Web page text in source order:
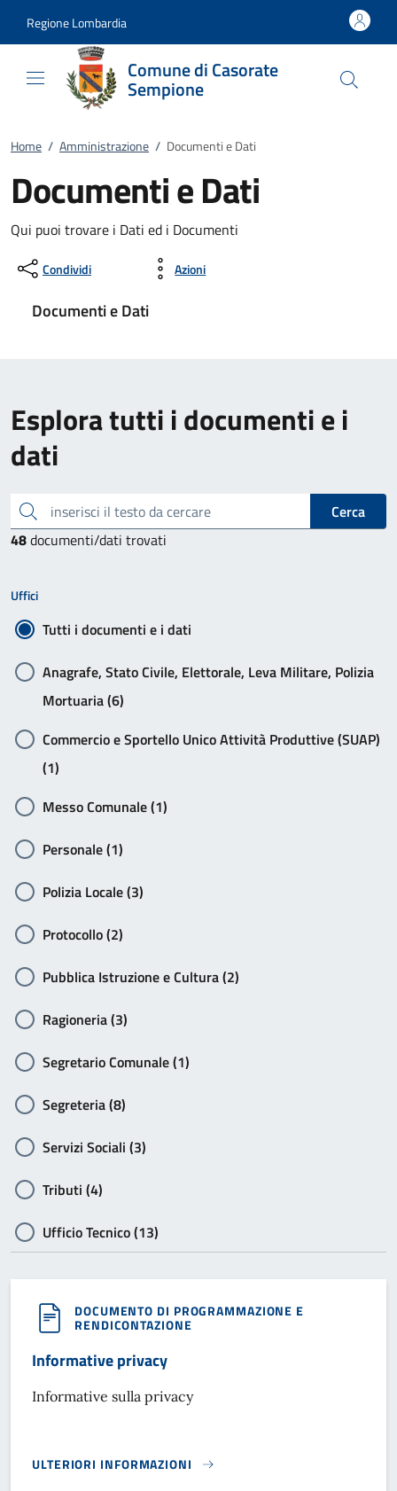
Regione Lombardia
Comune di Casorate
Sempione
Home / Amministrazione / Documenti e Dati
Documenti e Dati
Qui puoi trovare i Dati ed i Documenti
Condividi Azioni
Documenti e Dati
Esplora tutti i documenti e i
dati
inserisci il testo da cercare
Cerca
48documenti/dati trovati
Uffici
Tutti i documenti e i dati
Anagrafe, Stato Civile, Elettorale, Leva Militare, Polizia
Mortuaria (6)
Commercio e Sportello Unico Attività Produttive (SUAP)
(1)
Messo Comunale (1)
Personale (1)
Polizia Locale (3)
Protocollo (2)
Pubblica Istruzione e Cultura (2)
Ragioneria (3)
Segretario Comunale (1)
Segreteria (8)
Servizi Sociali (3)
Tributi (4)
Ufficio Tecnico (13)
DOCUMENTO DI PROGRAMMAZIONE E
RENDICONTAZIONE
Informative privacy
Informative sulla privacy
ULTERIORI INFORMAZIONI
INFORMATIVE PRIVACY}